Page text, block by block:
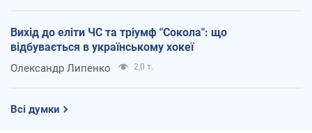
Вихід до еліти ЧС та тріумф "Сокола": що
відбувається в українському хокеї
Олександр Липенко 2,0 т.
Всі думки